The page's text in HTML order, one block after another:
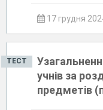
17 грудня
ТЕСТ
учнів за
предметів